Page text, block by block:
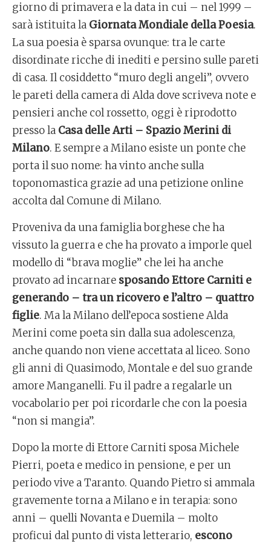
giorno di primavera e la data in cui – nel 1999 –
sarà istituita la Giornata Mondiale della Poesia.
La sua poesia è sparsa ovunque: tra le carte
disordinate ricche di inediti e persino sulle pareti
di casa. Il cosiddetto “muro degli angeli”, ovvero
le pareti della camera di Alda dove scriveva note e
pensieri anche col rossetto, oggi è riprodotto
presso la Casa delle Arti – Spazio Merini di
Milano. E sempre a Milano esiste un ponte che
porta il suo nome: ha vinto anche sulla
toponomastica grazie ad una petizione online
accolta dal Comune di Milano.
Proveniva da una famiglia borghese che ha
vissuto la guerra e che ha provato a imporle quel
modello di “brava moglie” che lei ha anche
provato ad incarnare sposando Ettore Carniti e
generando – tra un ricovero e l’altro – quattro
figlie. Ma la Milano dell’epoca sostiene Alda
Merini come poeta sin dalla sua adolescenza,
anche quando non viene accettata al liceo. Sono
gli anni di Quasimodo, Montale e del suo grande
amore Manganelli. Fu il padre a regalarle un
vocabolario per poi ricordarle che con la poesia
“non si mangia”.
Dopo la morte di Ettore Carniti sposa Michele
Pierri, poeta e medico in pensione, e per un
periodo vive a Taranto. Quando Pietro si ammala
gravemente torna a Milano e in terapia: sono
anni – quelli Novanta e Duemila – molto
proficui dal punto di vista letterario, escono